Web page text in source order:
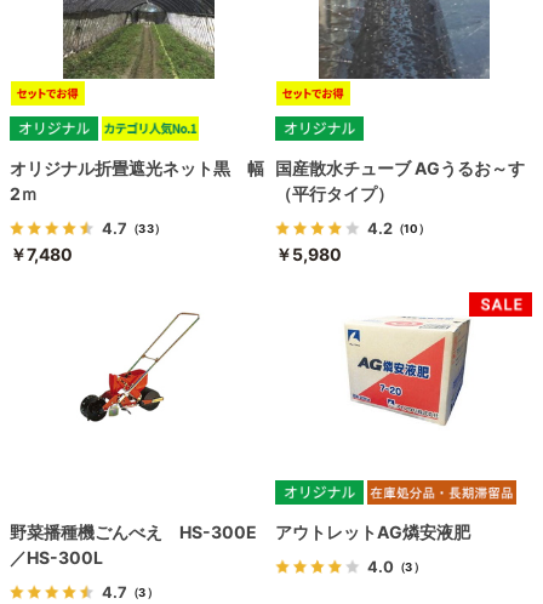
オリジナル折畳遮光ネット黒 幅
2ｍ
4.7 （33）
￥7,480
国産散水チューブ AGうるお～す
（平行タイプ）
4.2（10）
￥5,980
野菜播種機ごんべえ HS-300E
／HS-300L
4.7 （3）
アウトレットAG燐安液肥
4.0 （3）